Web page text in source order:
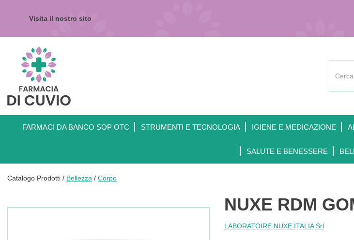
Visita il nostro sito
Farmacia
Cuvio
FARMACI DA BANCO SOP OTC STRUMENTI E TECNOLOGIA IGIENE E MEDICAZIONE
SALUTE E BENESSERE
Catalogo Prodotti / Bellezza / Corpo
NUXE RDM
LABORATOIRE NUXE ITALIA Srl